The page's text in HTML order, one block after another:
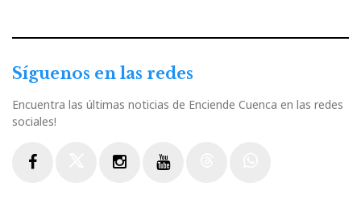
Síguenos en las redes
Encuentra las últimas noticias de Enciende Cuenca en las redes
sociales!